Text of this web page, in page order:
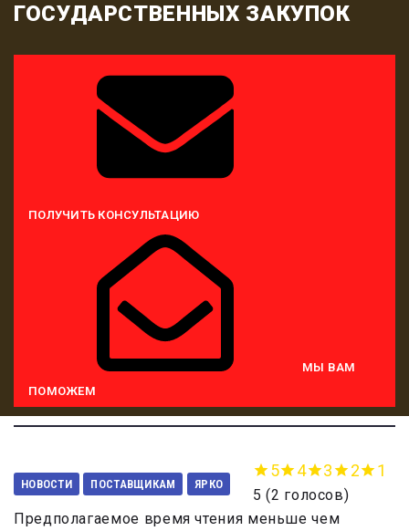
ГОСУДАРСТВЕННЫХ ЗАКУПОК
ПОЛУЧИТЬ КОНСУЛЬТАЦИЮ
МЫ ВАМ
ПОМОЖЕМ
НОВОСТИ ПОСТАВЩИКАМ ЯРКО
5 4 3 2 1
5 (2 голосов)
Предполагаемое время чтения меньше чем